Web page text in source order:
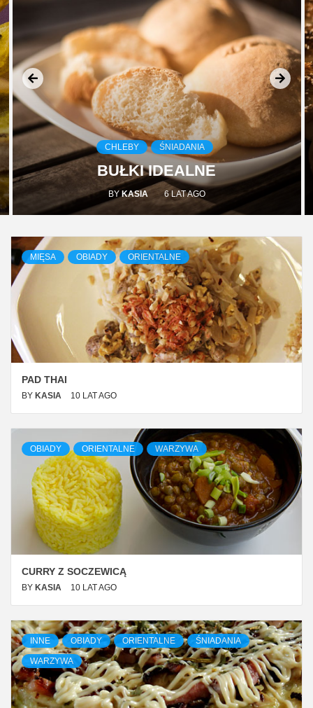
CHLEBY ŚNIADANIA
BUŁKI IDEALNE
BY KASIA 6 LAT AGO
MIĘSA OBIADY ORIENTALNE
PAD THAI
BY KASIA 10 LAT AGO
OBIADY ORIENTALNE WARZYWA
CURRY Z SOCZEWICĄ
BY KASIA 10 LAT AGO
INNE OBIADY ORIENTALNE ŚNIADANIA
WARZYWA